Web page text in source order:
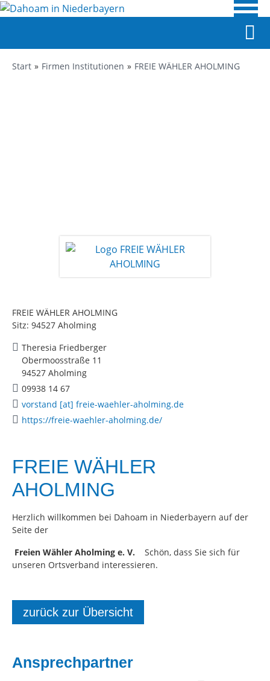
Start Firmen Institutionen FREIE WÄHLER AHOLMING
FREIE WÄHLER AHOLMING
Sitz: 94527 Aholming
Theresia Friedberger
Obermoosstraße 11
94527 Aholming
09938 14 67
vorstand [at] freie-waehler-aholming.de
https://freie-waehler-aholming.de/
FREIE WÄHLER
AHOLMING
Herzlich willkommen bei Dahoam in Niederbayern auf der
Seite der
Freien Wähler Aholming e. V. Schön, dass Sie sich für
unseren Ortsverband interessieren.
zurück zur Übersicht
Ansprechpartner